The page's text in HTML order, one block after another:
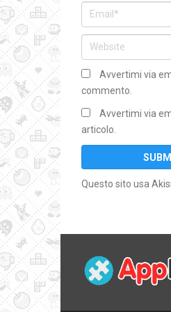
Avvertimi via
commento.
Avvertimi via
articolo.
Questo sito usa